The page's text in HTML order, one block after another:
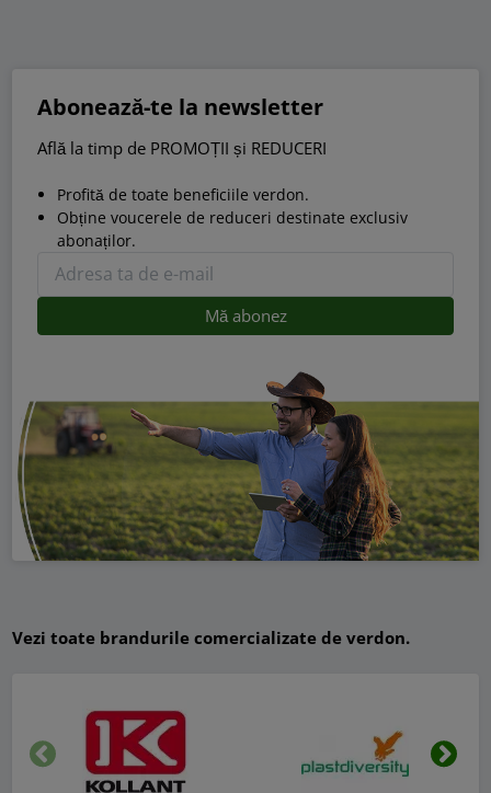
Abonează-te la newsletter
Află la timp de PROMOȚII și REDUCERI
Profită de toate beneficiile verdon.
Obține voucerele de reduceri destinate exclusiv
abonaților.
Vezi toate brandurile comercializate de verdon.
Inapoi